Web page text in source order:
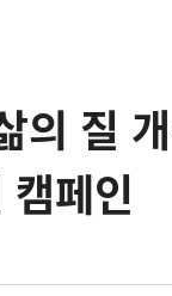
의 질
페인